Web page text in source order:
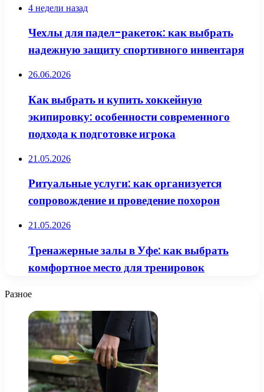
4 недели назад
Чехлы для падел-ракеток: как выбрать
надежную защиту спортивного инвентаря
26.06.2026
Как выбрать и купить хоккейную
экипировку: особенности современного
подхода к подготовке игрока
21.05.2026
Ритуальные услуги: как организуется
сопровождение и проведение похорон
21.05.2026
Тренажерные залы в Уфе: как выбрать
комфортное место для тренировок
Разное